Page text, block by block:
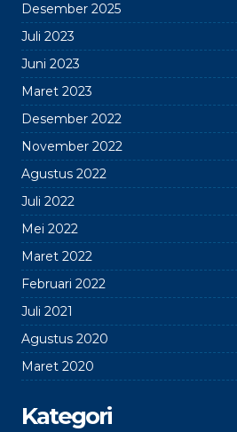
Desember 2025
Juli 2023
Juni 2023
Maret 2023
Desember 2022
November 2022
Agustus 2022
Juli 2022
Mei 2022
Maret 2022
Februari 2022
Juli 2021
Agustus 2020
Maret 2020
Kategori